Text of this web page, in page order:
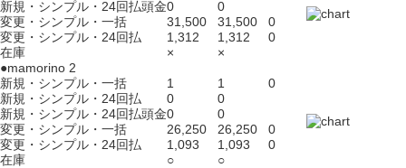
新規・シンプル・24回払頭金0
0
変更・シンプル・一括
31,500 31,500
0
変更・シンプル・24回払
1,312 1,312
0
在庫
×
×
●mamorino 2
新規・シンプル・一括
1 1
0
新規・シンプル・24回払
0
0
新規・シンプル・24回払頭金0
0
変更・シンプル・一括
26,250 26,250
0
変更・シンプル・24回払
1,093 1,093
0
在庫
○ ○